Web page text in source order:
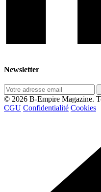
Newsletter
© 2026 B-Empire Magazine.
CGU Confidentialité Cookies